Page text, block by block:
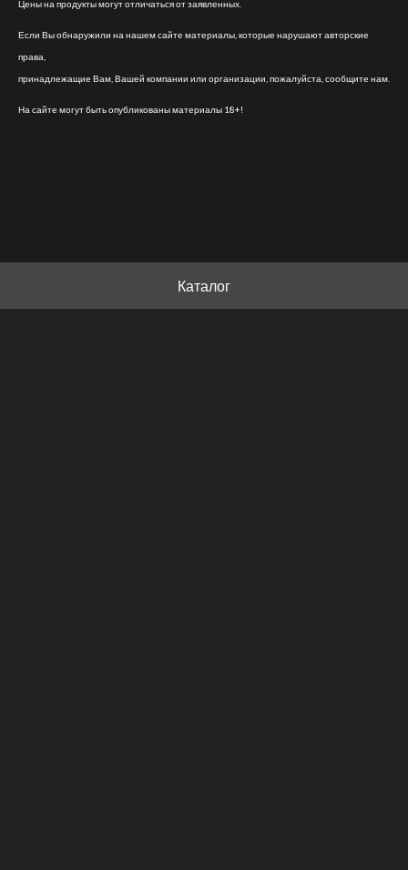
Цены на продукты могут отличаться от заявленных.
Если Вы обнаружили на нашем сайте материалы, которые нарушают авторские
права,
принадлежащие Вам, Вашей компании или организации, пожалуйста, сообщите нам.
На сайте могут быть опубликованы материалы 18+!
Каталог